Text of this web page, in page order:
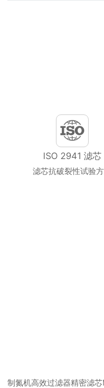
ISO 2941 滤芯
滤芯抗破裂性试验
制氮机高效过滤器精密滤芯